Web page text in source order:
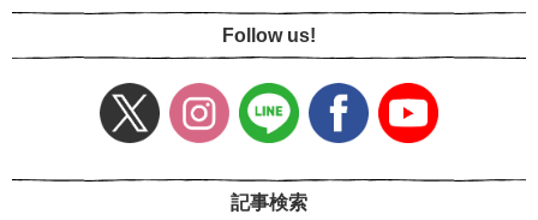
Follow us!
記事検索